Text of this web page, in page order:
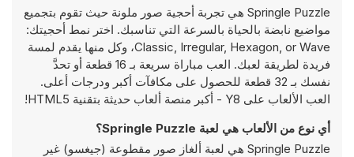
Springle Puzzle هي تجربة أحجية صور ملونة حيث تقوم بتجميع
مواضيع نابضة بالحياة بالسرعة التي تناسبك. اختر نمط أحجيتك:
Classic, Irregular, Hexagon, or Wave، وكل منها يقدم لمسة
فريدة لطريقة لعبك. العب مباراة سريعة بـ 16 قطعة أو تحدَّ
نفسك بـ 32 قطعة للحصول على مكافآت أكبر ودرجات أعلى.
العب الألعاب على Y8 - أكبر منصة ألعاب حديثة بتقنية HTML5!
أي نوع من الألعاب هي لعبة Springle Puzzle؟
Springle Puzzle هي لعبة ألغاز صور مقطوعة (جيغسو) غير